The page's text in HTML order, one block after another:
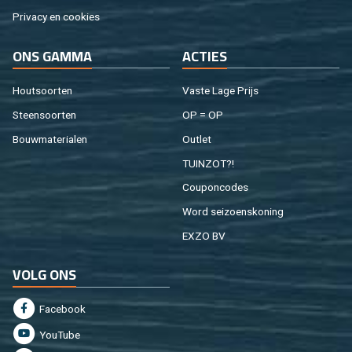
Pri­va­cy en coo­kies
ONS GAMMA
Hout­soor­ten
Steen­soor­ten
Bouw­ma­te­ri­a­len
AC­TIES
Vaste Lage Prijs
OP = OP
Out­let
TUIN­ZOT?!
Cou­pon­co­des
Word sei­zoens­ko­ning
EXZO BV
VOLG ONS
Fa­cebook
You­Tu­be